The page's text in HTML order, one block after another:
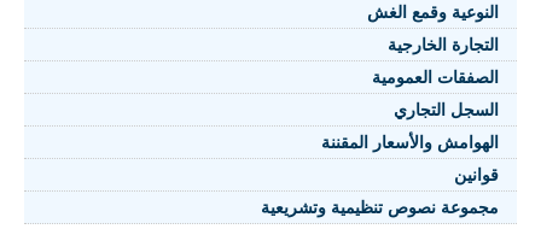
النوعية وقمع الغش
التجارة الخارجية
الصفقات العمومية
السجل التجاري
الهوامش والأسعار المقننة
قوانين
مجموعة نصوص تنظيمية وتشريعية